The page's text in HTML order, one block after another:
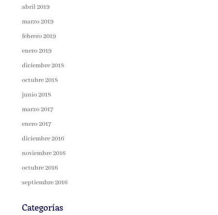
abril 2019
marzo 2019
febrero 2019
enero 2019
diciembre 2018
octubre 2018
junio 2018
marzo 2017
enero 2017
diciembre 2016
noviembre 2016
octubre 2016
septiembre 2016
Categorías